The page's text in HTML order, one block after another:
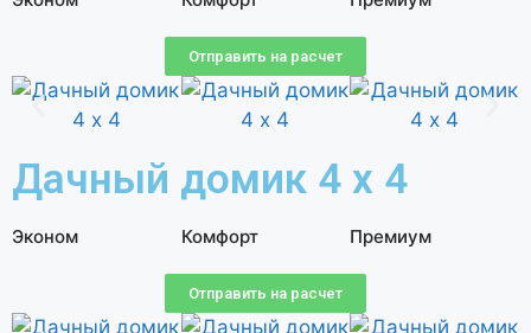
Отправить на расчет
Дачный домик 4 х 4
Эконом Комфорт Премиум
Отправить на расчет